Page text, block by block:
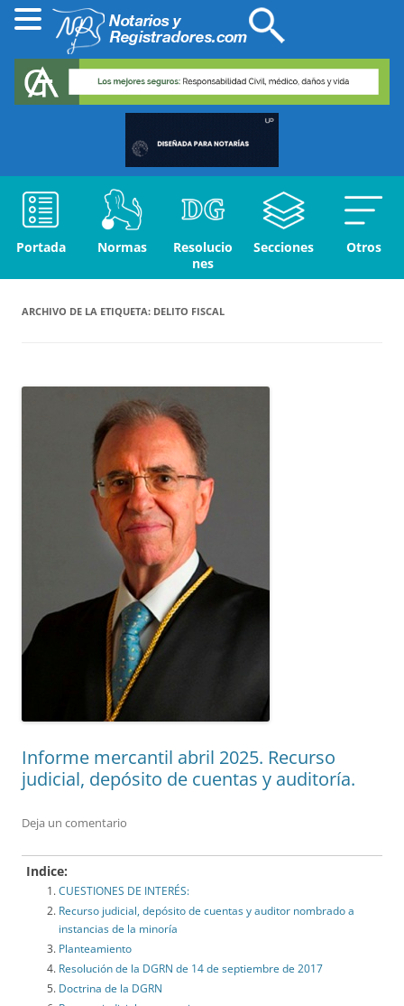
Portada Normas
Resolucio
nes
Secciones Otros
ARCHIVO DE LA ETIQUETA: DELITO FISCAL
Informe mercantil abril 2025. Recurso
judicial, depósito de cuentas y auditoría.
Deja un comentario
Indice:
CUESTIONES DE INTERÉS:
Recurso judicial, depósito de cuentas y auditor nombrado a
instancias de la minoría
Planteamiento
Resolución de la DGRN de 14 de septiembre de 2017
Doctrina de la DGRN